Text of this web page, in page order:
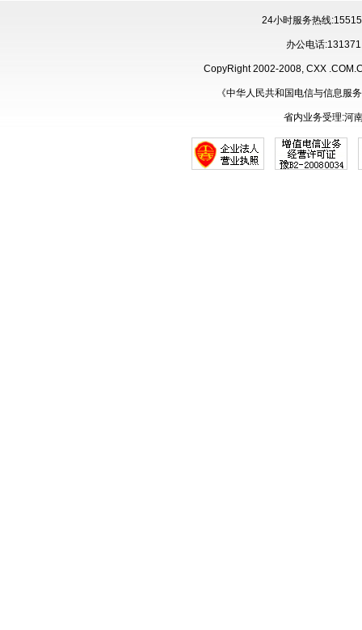
24小时服务热线
办公电话
CopyRight 2002-2008, CXX
《中华人民共和国电信与信息服
省内业务受理:河